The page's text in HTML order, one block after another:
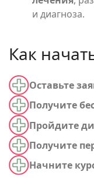
и диагноза.
Как
Оставьте
Получите
Пройдите
Получите
Начните